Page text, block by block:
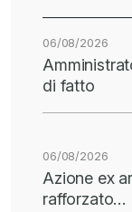
06/08/2026
di fatto
06/08/2026
Azione ex
rafforzato…